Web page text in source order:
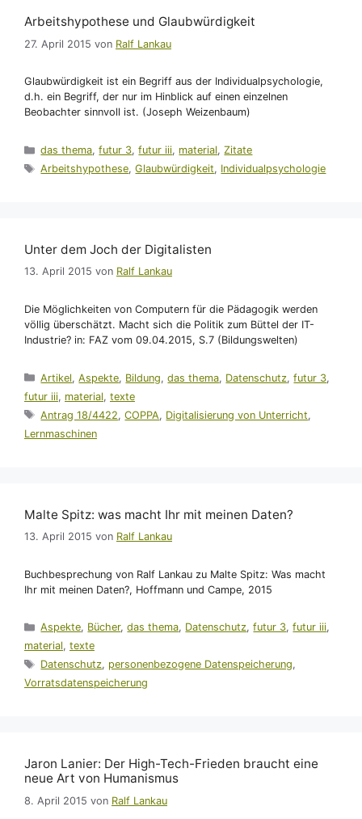
Arbeitshypothese und Glaubwürdigkeit
27. April 2015 von Ralf Lankau
Glaubwürdigkeit ist ein Begriff aus der Individualpsychologie,
d.h. ein Begriff, der nur im Hinblick auf einen einzelnen
Beobachter sinnvoll ist. (Joseph Weizenbaum)
Kategorien
das thema,futur 3,futur iii, material,Zitate
Schlagwörter
Arbeitshypothese,Glaubwürdigkeit, Individualpsychologie
Unter dem Joch der Digitalisten
13. April 2015 von Ralf Lankau
Die Möglichkeiten von Computern für die Pädagogik werden
völlig überschätzt. Macht sich die Politik zum Büttel der IT-
Industrie? in: FAZ vom 09.04.2015, S.7 (Bildungswelten)
Kategorien
Artikel,Aspekte, Bildung,das thema, Datenschutz,futur 3,
futur iii, material, texte
Schlagwörter
Antrag 18/4422,COPPA, Digitalisierung von Unterricht,
Lernmaschinen
Malte Spitz: was macht Ihr mit meinen Daten?
13. April 2015 von Ralf Lankau
Buchbesprechung von Ralf Lankau zu Malte Spitz: Was macht
Ihr mit meinen Daten?, Hoffmann und Campe, 2015
Kategorien
Aspekte, Bücher,das thema, Datenschutz,futur 3,futur iii,
material, texte
Schlagwörter
Datenschutz, personenbezogene Datenspeicherung,
Vorratsdatenspeicherung
Jaron Lanier: Der High-Tech-Frieden braucht eine
neue Art von Humanismus
8. April 2015 von Ralf Lankau